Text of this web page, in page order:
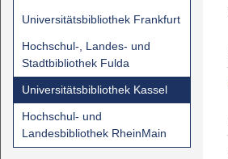
Universitätsbibliothek Frankfurt
Hochschul-, Landes- und
Stadtbibliothek Fulda
Universitätsbibliothek Kassel
Hochschul- und
Landesbibliothek RheinMain